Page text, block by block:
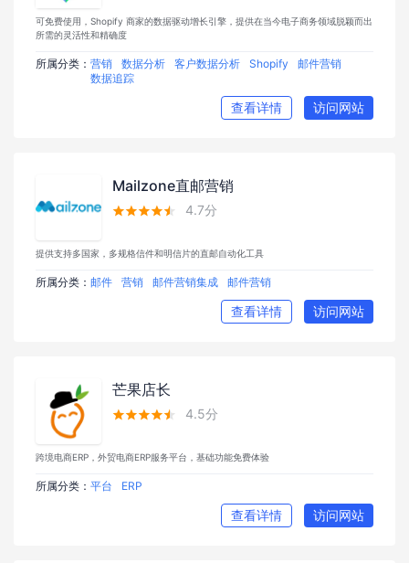
可免费使用，Shopify 商家的数据驱动增长引擎，提供在当今电子商务领域脱颖而出
所需的灵活性和精确度
所属分类： 营销 数据分析 客户数据分析 Shopify
邮件营销
数据追踪
查看详情 访问网站
Mailzone直邮营销
 4.7分
提供支持多国家，多规格信件和明信片的直邮自动化工具
所属分类： 邮件 营销 邮件营销集成 邮件营销
查看详情 访问网站
芒果店长
 4.5分
跨境电商ERP，外贸电商ERP服务平台，基础功能免费体验
所属分类： 平台 ERP
查看详情 访问网站